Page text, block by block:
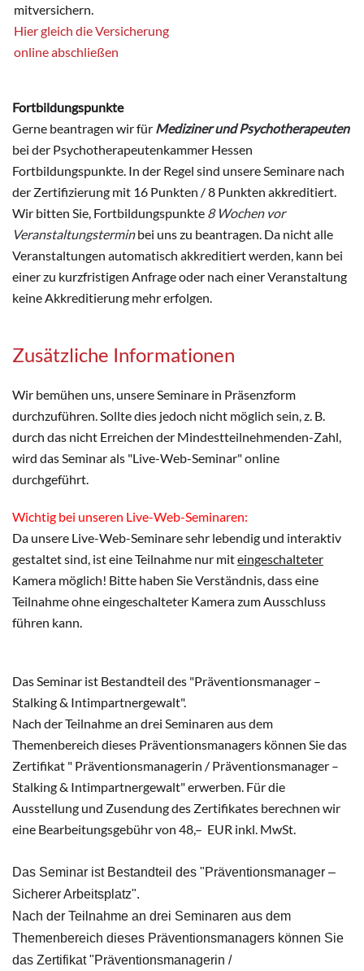
mitversichern.
Hier gleich die Versicherung
online abschließen
Fortbildungspunkte
Gerne beantragen wir für Mediziner und Psychotherapeuten
bei der Psychotherapeutenkammer Hessen
Fortbildungspunkte. In der Regel sind unsere Seminare nach
der Zertifizierung mit 16 Punkten / 8 Punkten akkreditiert.
Wir bitten Sie, Fortbildungspunkte 8 Wochen vor
Veranstaltungsterminbei uns zu beantragen. Da nicht alle
Veranstaltungen automatisch akkreditiert werden, kann bei
einer zu kurzfristigen Anfrage oder nach einer Veranstaltung
keine Akkreditierung mehr erfolgen.
Zusätzliche Informationen
Wir bemühen uns, unsere Seminare in Präsenzform
durchzuführen. Sollte dies jedoch nicht möglich sein, z. B.
durch das nicht Erreichen der Mindestteilnehmenden-Zahl,
wird das Seminar als "Live-Web-Seminar" online
durchgeführt.
Wichtig bei unseren Live-Web-Seminaren:
Da unsere Live-Web-Seminare sehr lebendig und interaktiv
gestaltet sind, ist eine Teilnahme nur miteingeschalteter
Kamera möglich! Bitte haben Sie Verständnis, dass eine
Teilnahme ohne eingeschalteter Kamera zum Ausschluss
führen kann.
Das Seminar ist Bestandteil des "Präventionsmanager –
Stalking & Intimpartnergewalt".
Nach der Teilnahme an drei Seminaren aus dem
Themenbereich dieses Präventionsmanagers können Sie das
Zertifikat " Präventionsmanagerin / Präventionsmanager –
Stalking & Intimpartnergewalt" erwerben. Für die
Ausstellung und Zusendung des Zertifikates berechnen wir
eine Bearbeitungsgebühr von 48,– EUR inkl. MwSt.
Das Seminar ist Bestandteil des "Präventionsmanager –
Sicherer Arbeitsplatz".
Nach der Teilnahme an drei Seminaren aus dem
Themenbereich dieses Präventionsmanagers können Sie
das Zertifikat "Präventionsmanagerin /